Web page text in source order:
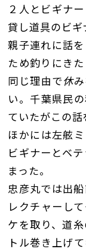
２人とビギナ
貸し道具のビギ
親子連れに話
ため釣りにき
同じ理由で休
い。千葉県民
ていたがこの話
ほかには左舷
ビギナーとベ
まった。
忠彦丸では出
レクチャーし
ケを取り、道
トル巻き上げ